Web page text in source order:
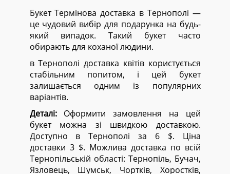
Букет Термінова доставка в Тернополі —
це чудовий вибір для подарунка на будь-
який випадок. Такий букет часто
обирають для коханої людини.
в Тернополі доставка квітів користується
стабільним попитом, і цей букет
залишається одним із популярних
варіантів.
Деталі:Оформити замовлення на цей
букет можна зі швидкою доставкою.
Доступно в Тернополі за 6 $. Ціна
доставки 3 $. Можлива доставка по всій
Тернопільській області: Тернопіль, Бучач,
Язловець, Шумськ, Чортків, Хоростків,